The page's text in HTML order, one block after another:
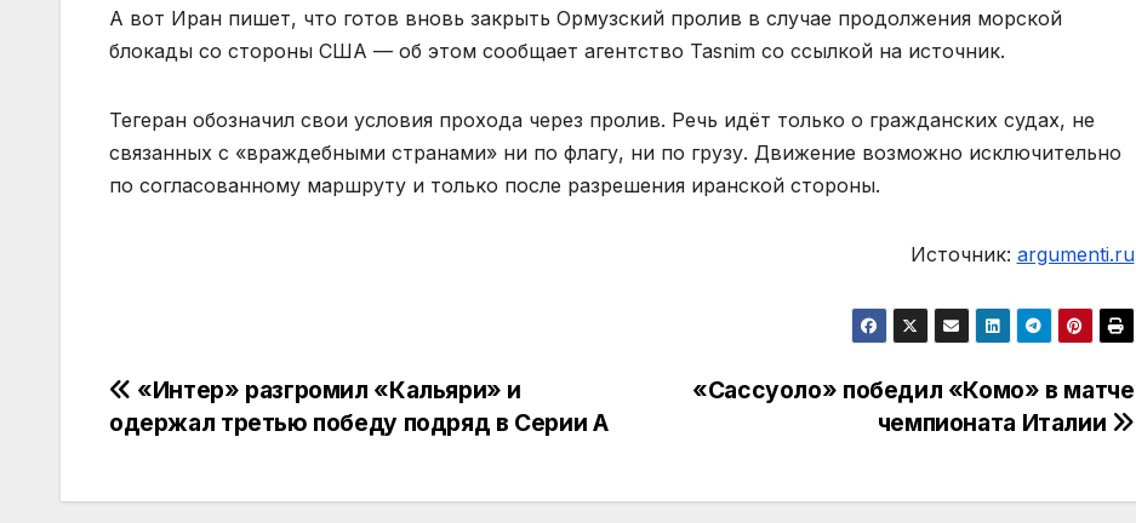
А вот Иран пишет, что готов вновь закрыть Ормузский пролив в случае продолжения морской
блокады со стороны США — об этом сообщает агентство Tasnim со ссылкой на источник.
Тегеран обозначил свои условия прохода через пролив. Речь идёт только о гражданских судах, не
связанных с «враждебными странами» ни по флагу, ни по грузу. Движение возможно исключительно
по согласованному маршруту и только после разрешения иранской стороны.
Источник: argumenti.ru
Навигация
по
записям
«Сассуоло» победил «Комо» в матче
чемпионата Италии
«Интер» разгромил «Кальяри» и
одержал третью победу подряд в Серии А